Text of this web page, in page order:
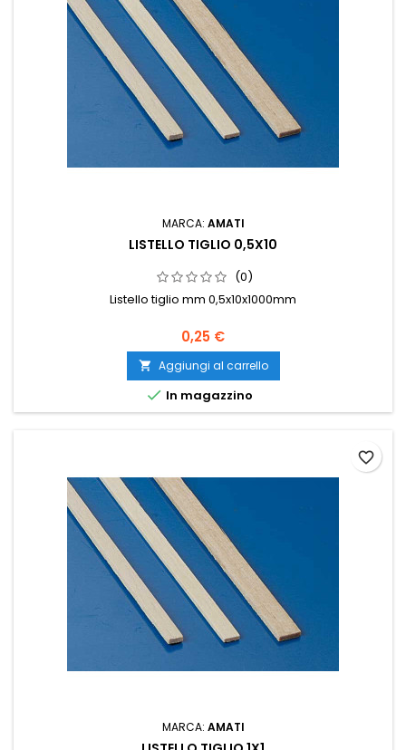
MARCA: AMATI
LISTELLO TIGLIO 0,5X10
(0)
Listello tiglio mm 0,5x10x1000mm
0,25 €
 Aggiungi al carrello
 In magazzino
MARCA: AMATI
favorite_border